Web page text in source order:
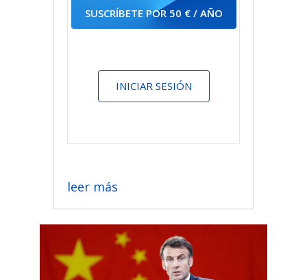
SUSCRÍBETE POR 50 € / AÑO
INICIAR SESIÓN
leer más